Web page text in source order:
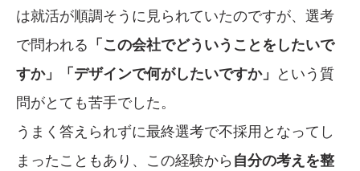
は就活が順調そうに見られていたのですが、選考
で問われる 「この会社でどういうことをしたいで
すか」「デザインで何がしたいですか」 という質
問がとても苦手でした。
うまく答えられずに最終選考で不採用となってし
まったこともあり、この経験から 自分の考えを整